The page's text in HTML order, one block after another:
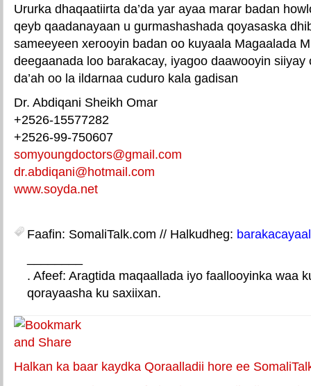
Ururka dhaqaatiirta da’da yar ayaa marar badan
qeyb qaadanayaan u gurmashashada qoyasaska
sameeyeen xerooyin badan oo kuyaala Magaalada
deegaanada loo barakacay, iyagoo daawooyin siiyay
da’ah oo la ildarnaa cuduro kala gadisan
Dr. Abdiqani Sheikh Omar
+2526-15577282
+2526-99-750607
somyoungdoctors@gmail.com
dr.abdiqani@hotmail.com
www.soyda.net
Faafin: SomaliTalk.com // Halkudheg: barakacayaal
. Afeef: Aragtida maqaallada iyo faallooyinka waa
qorayaasha ku saxiixan.
Halkan ka baar kaydka Qoraalladii hore ee